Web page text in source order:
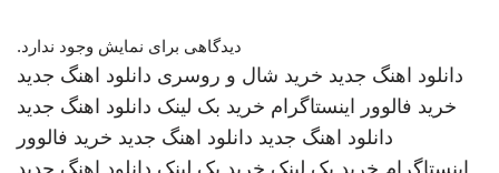
دیدگاهی برای نمایش وجود ندارد.
دانلود اهنگ جدید خرید شال و روسری دانلود اهنگ جدید
خرید فالوور اینستاگرام خرید بک لینک دانلود اهنگ جدید
دانلود اهنگ جدید دانلود اهنگ جدید خرید فالوور
اینستاگرام خرید بک لینک خرید بک لینک دانلود اهنگ جدید